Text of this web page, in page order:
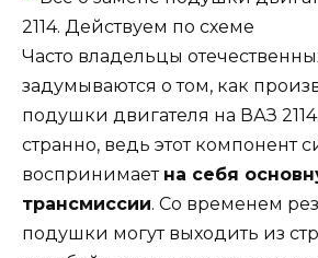
Часто владельцы
задумываются о том, как
подушки двигателя на ВАЗ
странно, ведь этот компонент
воспринимает на себя
трансмиссии. Со временем
подушки могут выходить из